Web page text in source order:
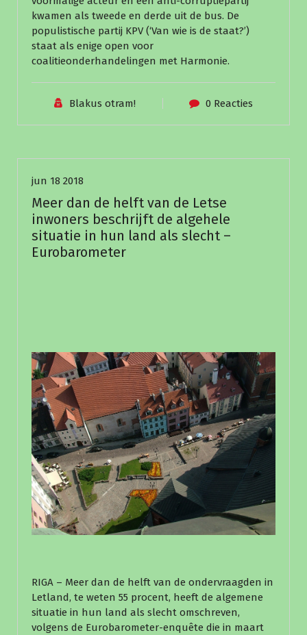
kwamen als tweede en derde uit de bus. De
populistische partij KPV (‘Van wie is de staat?’)
staat als enige open voor
coalitieonderhandelingen met Harmonie.
Blakus otram! 0 Reacties
jun 18 2018
Meer dan de helft van de Letse
inwoners beschrijft de algehele
situatie in hun land als slecht –
Eurobarometer
RIGA – Meer dan de helft van de ondervraagden in
Letland, te weten 55 procent, heeft de algemene
situatie in hun land als slecht omschreven,
volgens de Eurobarometer-enquête die in maart